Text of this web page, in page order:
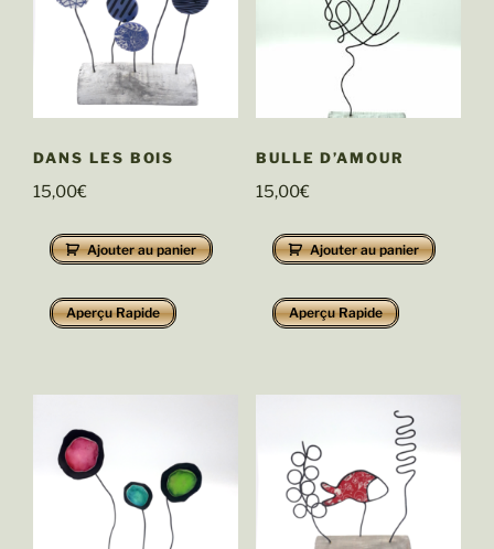
DANS LES BOIS
15,00€
Ajouter au panier
Aperçu Rapide
BULLE D’AMOUR
15,00€
Ajouter au panier
Aperçu Rapide